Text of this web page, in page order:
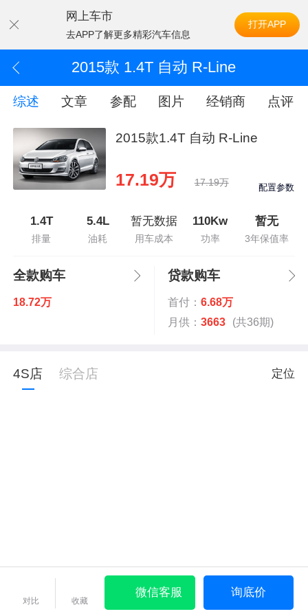
网上车市
去APP了解更多精彩汽车信息
打开APP
2015款 1.4T 自动 R-Line
综述 文章 参配 图片 经销商 点评
2015款1.4T 自动 R-Line
17.19万 17.19万 配置参数
1.4T
排量
5.4L
油耗
暂无数据
用车成本
110Kw
功率
暂无
3年保值率
全款购车
18.72万
贷款购车
首付： 6.68万
月供： 3663 (共36期)
4S店 综合店 定位
对比 收藏
微信客服 询底价